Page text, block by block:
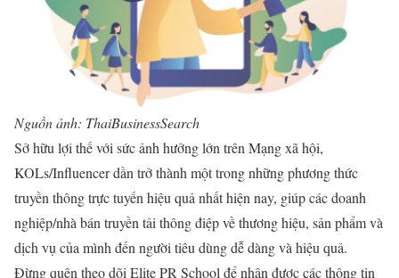
Nguồn ảnh: ThaiBusinessSearch
Sở hữu lợi thế với sức ảnh hưởng lớn trên Mạng xã hội,
KOLs/Influencer dần trở thành một trong những phương thức
truyền thông trực tuyến hiệu quả nhất hiện nay, giúp các doanh
nghiệp/nhà bán truyền tải thông điệp về thương hiệu, sản phẩm và
dịch vụ của mình đến người tiêu dùng dễ dàng và hiệu quả.
Đừng quên theo dõi Elite PR School để nhận được các thông tin